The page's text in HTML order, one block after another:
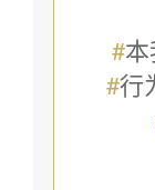
#
#行